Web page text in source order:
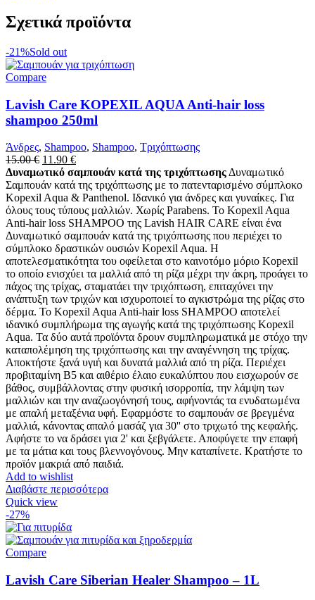
Σχετικά προϊόντα
-21%Sold out
Compare
Lavish Care KOPEXIL AQUA Anti-hair loss
shampoo 250ml
Άνδρες, Shampoo, Shampoo, Τριχόπτωσης
15.00€ Original
price
was:
15.00 €.
11.90 €Η
τρέχουσα
τιμή
είναι:
11.90 €.
Δυναμωτικό σαμπουάν κατά της τριχόπτωσης Δυναμωτικό
Σαμπουάν κατά της τριχόπτωσης με το πατενταρισμένο σύμπλοκο
Kopexil Aqua & Panthenol. Ιδανικό για άνδρες και γυναίκες. Για
όλους τους τύπους μαλλιών. Χωρίς Parabens. Το Kopexil Aqua
Anti-hair loss SHAMPOO της Lavish HAIR CARE είναι ένα
Δυναμωτικό σαμπουάν κατά της τριχόπτωσης που περιέχει το
σύμπλοκο δραστικών ουσιών Kopexil Aqua. Η
αποτελεσματικότητα του οφείλεται στο καινοτόμο μόριο Kopexil
το οποίο ενισχύει τα μαλλιά από τη ρίζα μέχρι την άκρη, προάγει το
πάχος της τρίχας, σταματάει την τριχόπτωση, επιταχύνει την
ανάπτυξη των τριχών και ισχυροποιεί το αγκιστρώμα της ρίζας στο
δέρμα. Το Kopexil Aqua Anti-hair loss SHAMPOO αποτελεί
ιδανικό συμπλήρωμα της αγωγής κατά της τριχόπτωσης Kopexil
Aqua. Τα δύο αυτά προϊόντα δρουν συμπληρωματικά με στόχο την
καταπολέμηση της τριχόπτωσης και την αναγέννηση της τρίχας.
Αποκτήστε ξανά υγιή και δυνατά μαλλιά από τη ρίζα. Περιέχει
προβιταμίνη Β5 και αιθέριο έλαιο ευκαλύπτου που εισχωρούν σε
βάθος, συμβάλλοντας στην φυσική ισορροπία, την λάμψη των
μαλλιών και την αναζωογόνησή τους, αφήνοντάς τα ενυδατωμένα
με απαλή μεταξένια υφή. Εφαρμόστε το σαμπουάν σε βρεγμένα
μαλλιά, κάνοντας απαλό μασάζ για 30'' στο τριχωτό της κεφαλής.
Αφήστε το να δράσει για 2' και ξεβγάλετε. Αποφύγετε την επαφή
με τα μάτια και τους βλεννογόνους. Μην καταπίνετε. Κρατήστε το
προϊόν μακριά από παιδιά.
Add to wishlist
Διαβάστε περισσότερα
Quick view
-27%
Compare
Lavish Care Siberian Healer Shampoo – 1L